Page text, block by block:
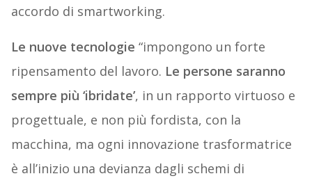
accordo di smartworking.
Le nuove tecnologie “impongono un forte
ripensamento del lavoro. Le persone saranno
sempre più ‘ibridate’, in un rapporto virtuoso e
progettuale, e non più fordista, con la
macchina, ma ogni innovazione trasformatrice
è all’inizio una devianza dagli schemi di